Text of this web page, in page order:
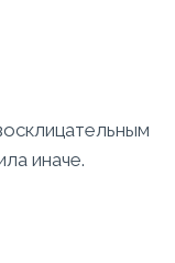
иначе.